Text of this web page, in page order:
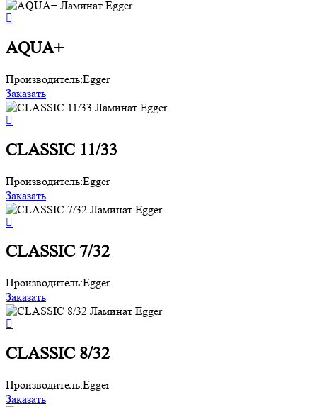
AQUA+
Производитель:Egger
Заказать
CLASSIC 11/33
Производитель:Egger
Заказать
CLASSIC 7/32
Производитель:Egger
Заказать
CLASSIC 8/32
Производитель:Egger
Заказать